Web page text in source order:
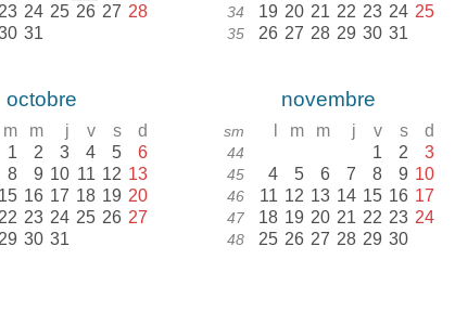
23 24 25 26 27 28
31
34 19 20 21 22 23 24 25
35 26 27 28 29 30 31
octobre
m m j v s d
1 2 3 4 5 6
8 9 10 11 12 13
15 16 17 18 19 20
22 23 24 25 26 27
29 30 31
novembre
sm m m j v s d
44 1 2 3
45 4 5 6 7 8 9 10
46 11 12 13 14 15 16 17
47 18 19 20 21 22 23 24
48 25 26 27 28 29 30